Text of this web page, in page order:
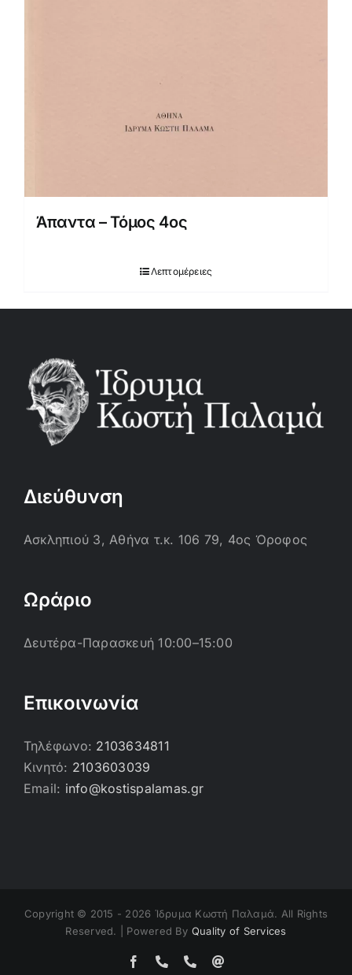
Άπαντα – Τόμος 4ος
Λεπτομέρειες
Διεύθυνση
Ασκληπιού 3, Αθήνα τ.κ. 106 79, 4ος Όροφος
Ωράριο
Δευτέρα-Παρασκευή 10:00–15:00
Επικοινωνία
Τηλέφωνο: 2103634811
Κινητό: 2103603039
Email: info@kostispalamas.gr
Copyright © 2015 - 2026 Ίδρυμα Κωστή Παλαμά. All Rights
Reserved. | Powered By Quality of Services
FacebookΤηλέφωνο
Τηλέφωνο